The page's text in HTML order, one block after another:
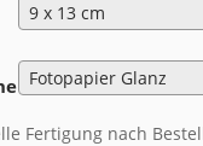
Fertigung nach